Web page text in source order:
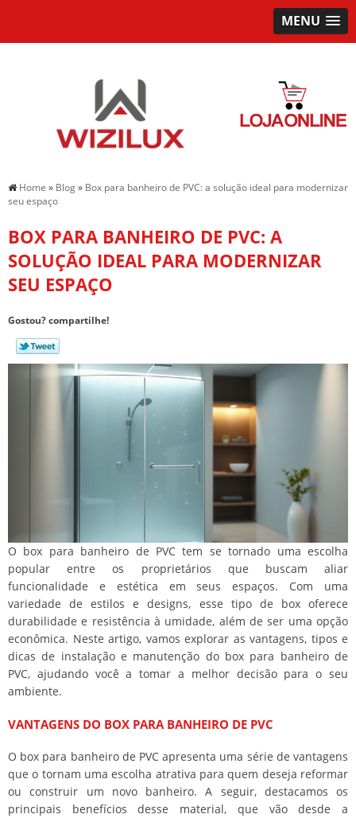
MENU
Home » Blog» Box para banheiro de PVC: a solução ideal para modernizar
seu espaço
BOX PARA BANHEIRO DE PVC: A
SOLUÇÃO IDEAL PARA MODERNIZAR
SEU ESPAÇO
Gostou? compartilhe!
O box para banheiro de PVC tem se tornado uma escolha
popular entre os proprietários que buscam aliar
funcionalidade e estética em seus espaços. Com uma
variedade de estilos e designs, esse tipo de box oferece
durabilidade e resistência à umidade, além de ser uma opção
econômica. Neste artigo, vamos explorar as vantagens, tipos e
dicas de instalação e manutenção do box para banheiro de
PVC, ajudando você a tomar a melhor decisão para o seu
ambiente.
VANTAGENS DO BOX PARA BANHEIRO DE PVC
O box para banheiro de PVC apresenta uma série de vantagens
que o tornam uma escolha atrativa para quem deseja reformar
ou construir um novo banheiro. A seguir, destacamos os
principais benefícios desse material, que vão desde a